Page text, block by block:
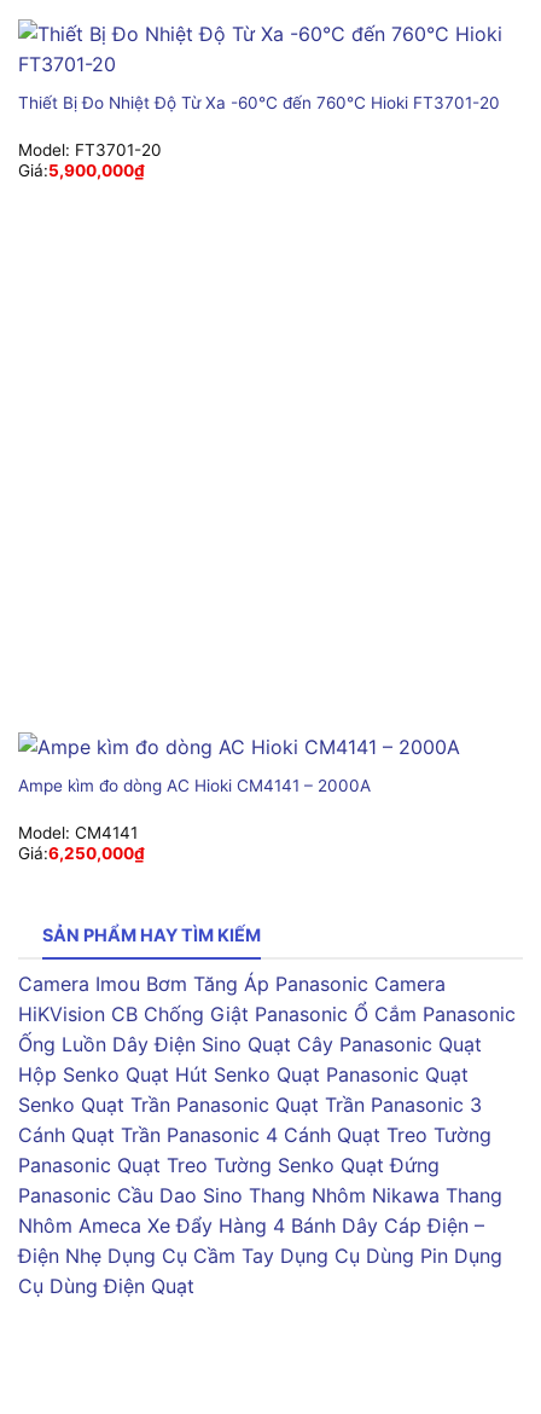
Thiết Bị Đo Nhiệt Độ Từ Xa -60°C đến 760°C Hioki FT3701-20
Model: FT3701-20
Giá:5,900,000₫
Ampe kìm đo dòng AC Hioki CM4141 – 2000A
Model: CM4141
Giá:6,250,000₫
SẢN PHẨM HAY TÌM KIẾM
Camera Imou Bơm Tăng Áp Panasonic Camera
HiKVision CB Chống Giật Panasonic Ổ Cắm Panasonic
Ống Luồn Dây Điện Sino Quạt Cây Panasonic Quạt
Hộp Senko Quạt Hút Senko Quạt Panasonic Quạt
Senko Quạt Trần Panasonic Quạt Trần Panasonic 3
Cánh Quạt Trần Panasonic 4 Cánh Quạt Treo Tường
Panasonic Quạt Treo Tường Senko Quạt Đứng
Panasonic Cầu Dao Sino Thang Nhôm Nikawa Thang
Nhôm Ameca Xe Đẩy Hàng 4 Bánh Dây Cáp Điện –
Điện Nhẹ Dụng Cụ Cầm Tay Dụng Cụ Dùng Pin Dụng
Cụ Dùng Điện Quạt